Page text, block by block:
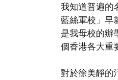
我知道普遍的
藍絲軍校」早
是我母校的辦
個香港各大重
對於徐美靜的